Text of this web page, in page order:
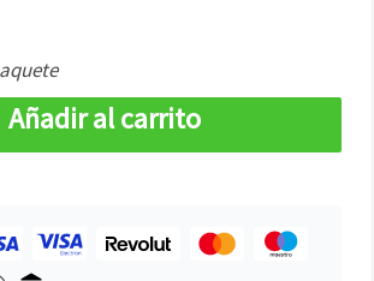
Añadir al carrito